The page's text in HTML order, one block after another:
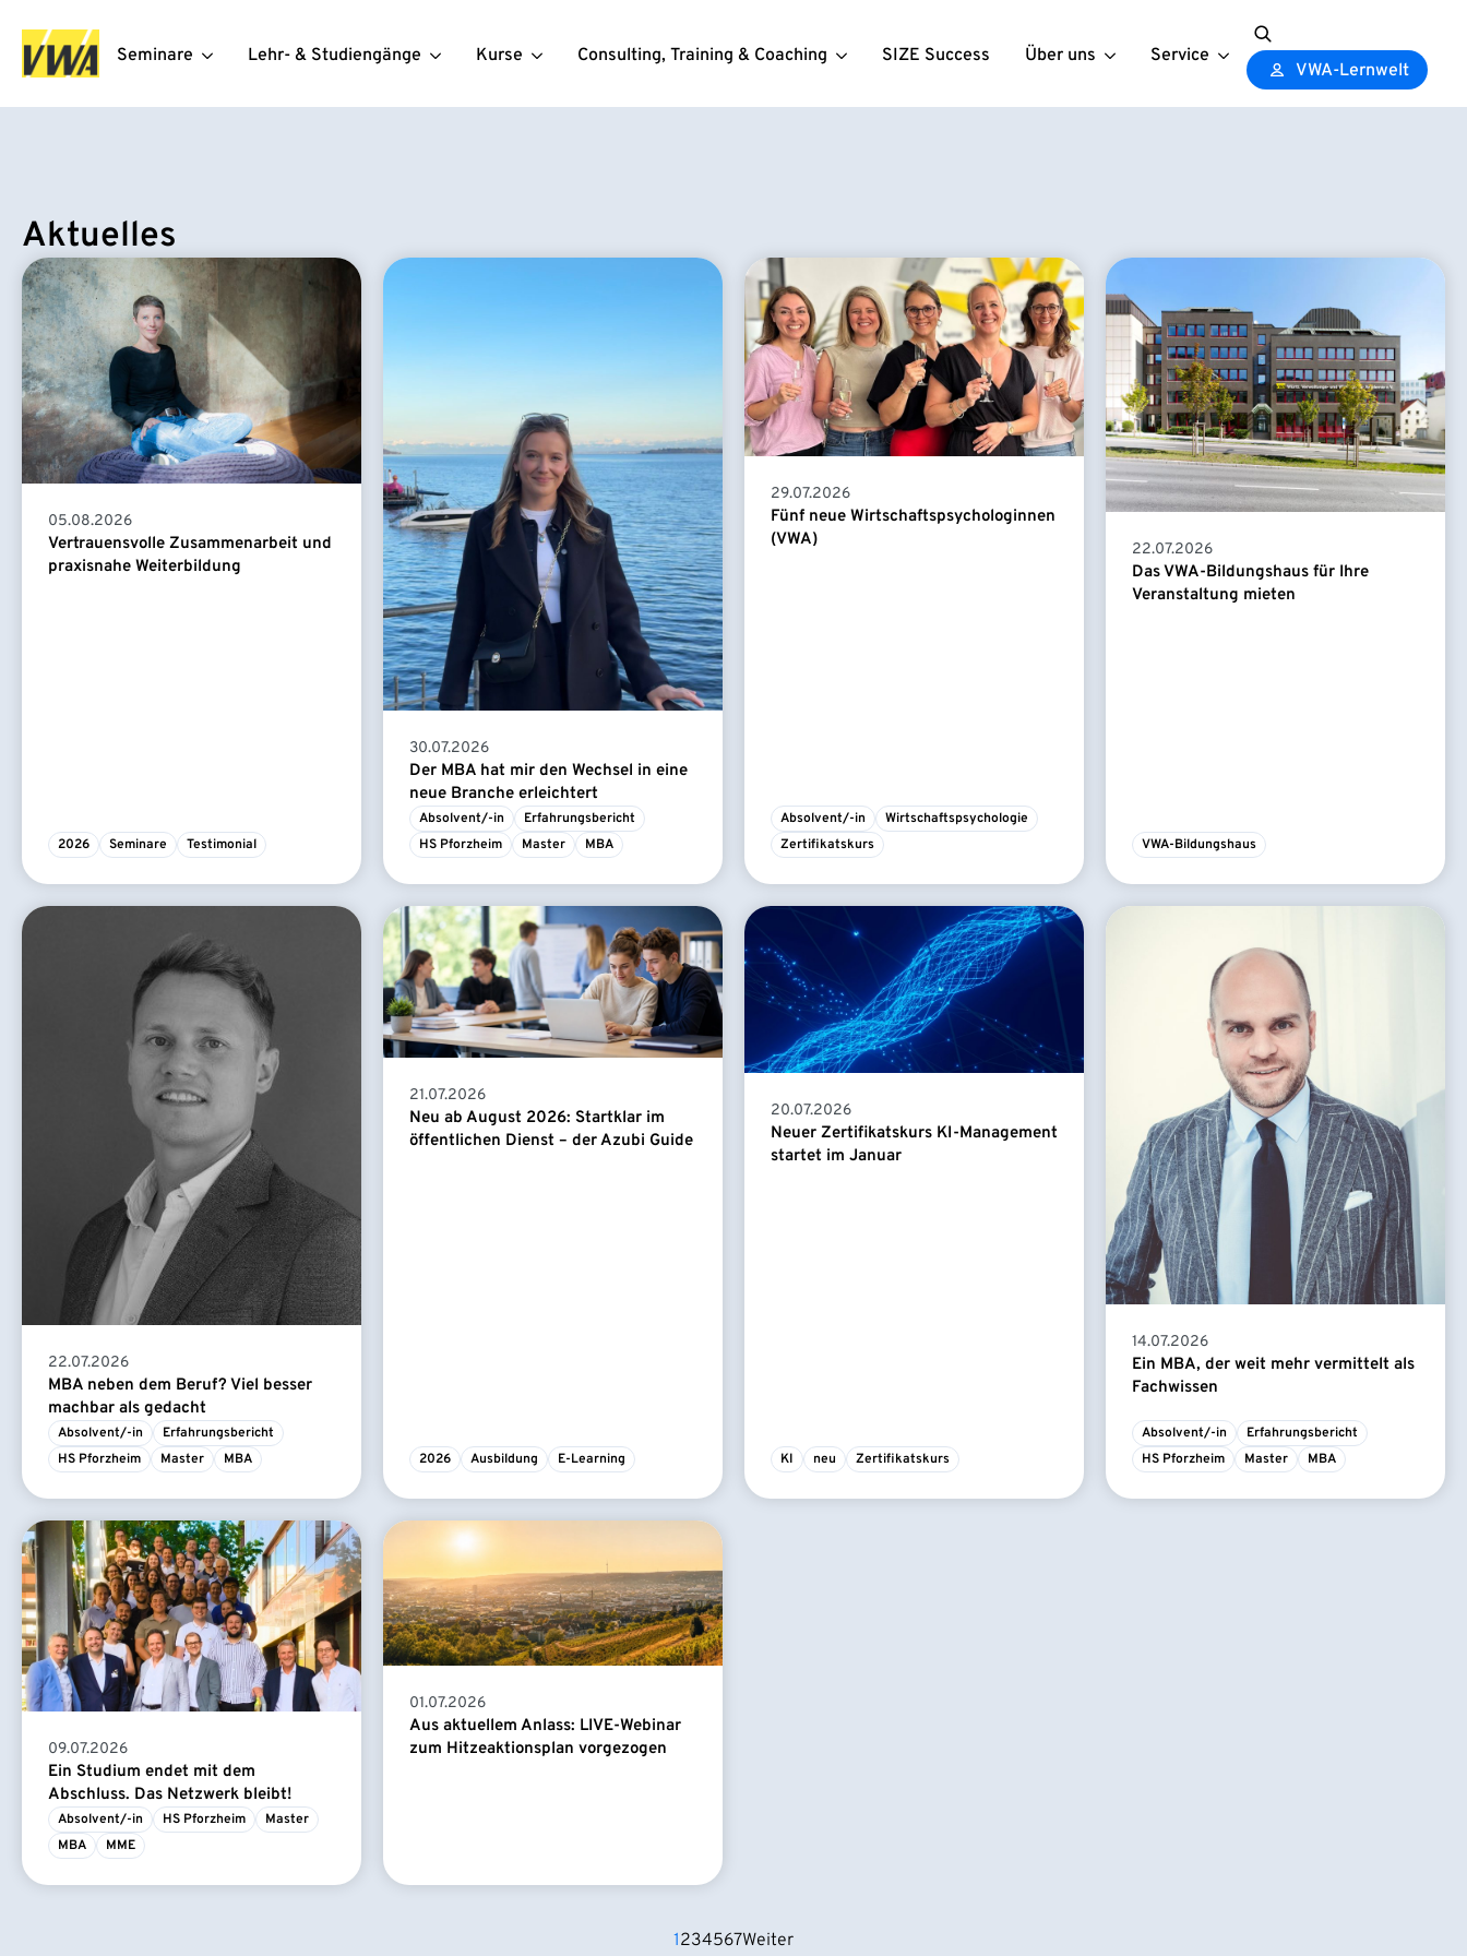
Seminare Lehr- & Studiengänge Kurse Consulting, Training & Coaching SIZE Success Über uns Service
Search
for:
VWA-Lernwelt
Aktuelles
05.08.2026
Vertrauensvolle Zusammenarbeit und
praxisnahe Weiterbildung
2026 Seminare Testimonial
30.07.2026
Der MBA hat mir den Wechsel in eine
neue Branche erleichtert
Absolvent/-in
Erfahrungsbericht
HS Pforzheim
Master MBA
29.07.2026
Fünf neue Wirtschaftspsychologinnen
(VWA)
Absolvent/-in
Wirtschaftspsychologie
Zertifikatskurs
22.07.2026
Das VWA-Bildungshaus für Ihre
Veranstaltung mieten
VWA-Bildungshaus
22.07.2026
MBA neben dem Beruf? Viel besser
machbar als gedacht
Absolvent/-in
Erfahrungsbericht
HS Pforzheim
Master MBA
21.07.2026
Neu ab August 2026: Startklar im
öffentlichen Dienst – der Azubi Guide
2026 Ausbildung E-Learning
20.07.2026
Neuer Zertifikatskurs KI-Management
startet im Januar
KI neu Zertifikatskurs
14.07.2026
Ein MBA, der weit mehr vermittelt als
Fachwissen
Absolvent/-in
Erfahrungsbericht
HS Pforzheim
Master MBA
09.07.2026
Ein Studium endet mit dem
Abschluss. Das Netzwerk bleibt!
Absolvent/-in HS Pforzheim
Master
MBA
MME
01.07.2026
Aus aktuellem Anlass: LIVE-Webinar
zum Hitzeaktionsplan vorgezogen
1234567Weiter